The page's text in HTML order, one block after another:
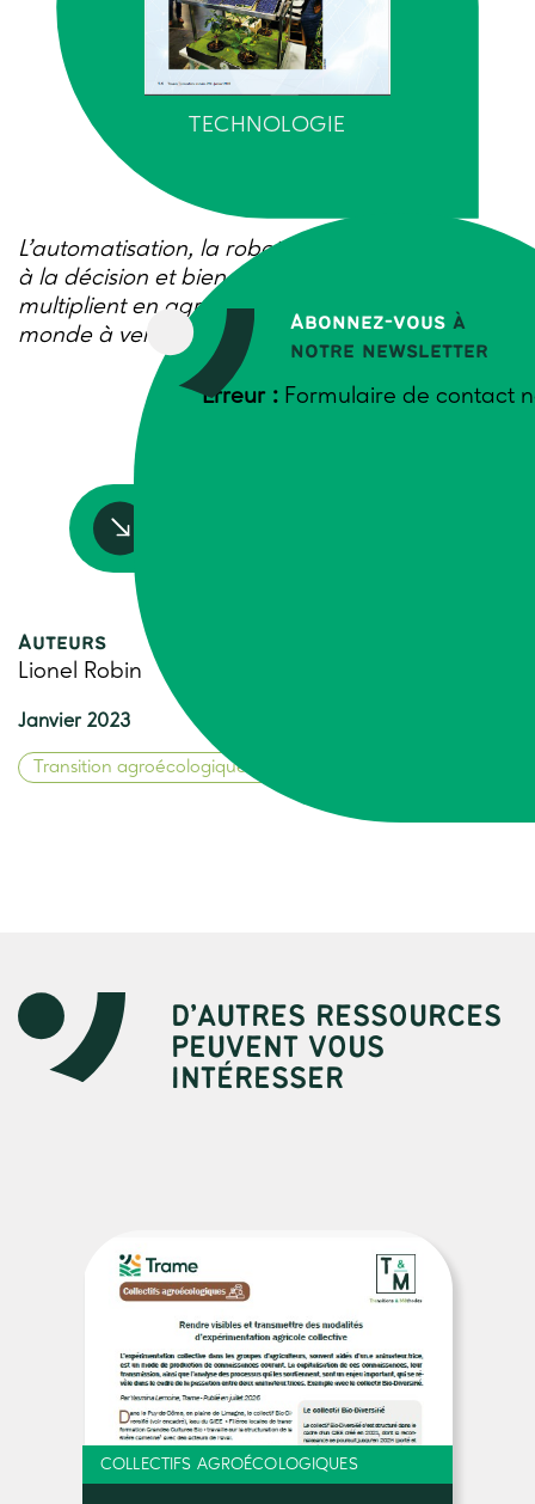
Abonnez-vous à
notre newsletter
Erreur : Formulaire de contact
TECHNOLOGIE
L’automatisation, la robotisation, les outils d’aide
à la décision et bien d’autres technologies se
multiplient en agriculture pour l’adapter au
monde à venir.
Auteurs
Lionel Robin
Janvier 2023
Transition agroécologique
D’AUTRES RESSOURCES
PEUVENT VOUS
INTÉRESSER
COLLECTIFS AGROÉCOLOGIQUES